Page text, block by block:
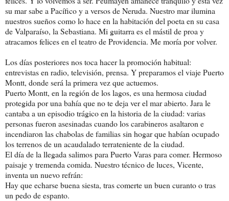
su mar sabe a Pacífico y a versos de Neruda. Nuestro mar ilumina
nuestros sueños como lo hace en la habitación del poeta en su casa
de Valparaíso, la Sebastiana. Mi guitarra es el mástil de proa y
atracamos felices en el teatro de Providencia. Me moría por volver.
Los días posteriores nos toca hacer la promoción habitual:
entrevistas en radio, televisión, prensa. Y preparamos el viaje Puerto
Montt, donde será la primera vez que actuemos.
Puerto Montt, en la región de los lagos, es una hermosa ciudad
protegida por una bahía que no te deja ver el mar abierto. Jara le
cantaba a un episodio trágico en la historia de la ciudad: varias
personas fueron asesinadas cuando los carabineros asaltaron e
incendiaron las chabolas de familias sin hogar que habían ocupado
los terrenos de un acaudalado terrateniente de la ciudad.
El día de la llegada salimos para Puerto Varas para comer. Hermoso
paisaje y tremenda comida. Nuestro técnico de luces, Vicente,
inventa un nuevo refrán:
Hay que echarse buena siesta, tras comerte un buen curanto o tras
un pedo de espanto.